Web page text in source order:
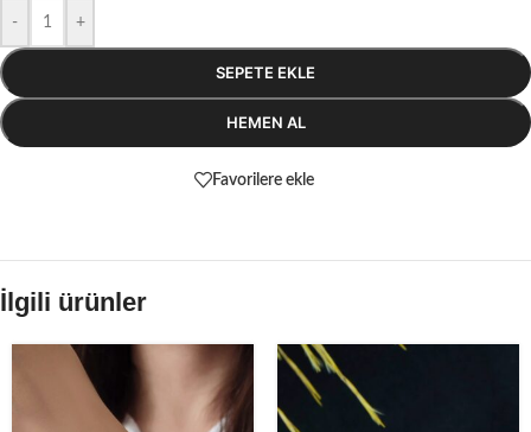
- +
SEPETE EKLE
HEMEN AL
Favorilere ekle
İlgili ürünler